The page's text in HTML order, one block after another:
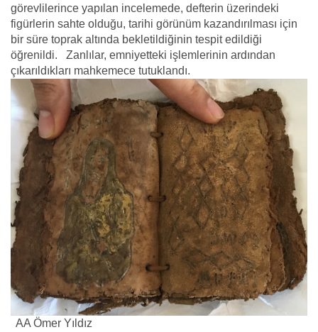
görevlilerince yapılan incelemede, defterin üzerindeki
figürlerin sahte olduğu, tarihi görünüm kazandırılması için
bir süre toprak altında bekletildiğinin tespit edildiği
öğrenildi. Zanlılar, emniyetteki işlemlerinin ardından
çıkarıldıkları mahkemece tutuklandı.
AA Ömer Yıldız